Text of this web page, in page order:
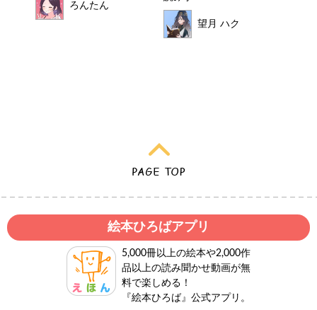
ろんたん
望月 ハク
絵本ひろばアプリ
5,000冊以上の絵本や2,000作
品以上の読み聞かせ動画が無
料で楽しめる！
『絵本ひろば』公式アプリ。